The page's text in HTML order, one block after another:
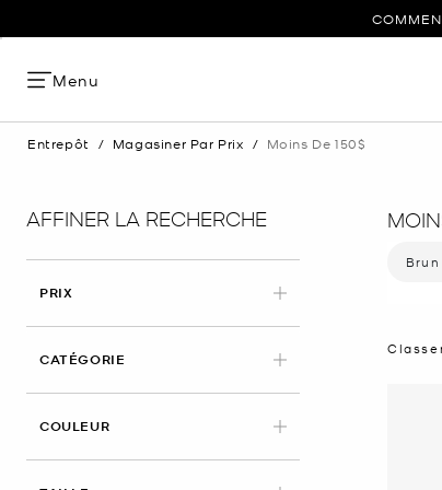
Menu
Entrepôt / Magasiner Par Prix / Moins De 150$
AFFINER LA RECHERCHE
PRIX
CATÉGORIE
COULEURAPPLIED
Brun